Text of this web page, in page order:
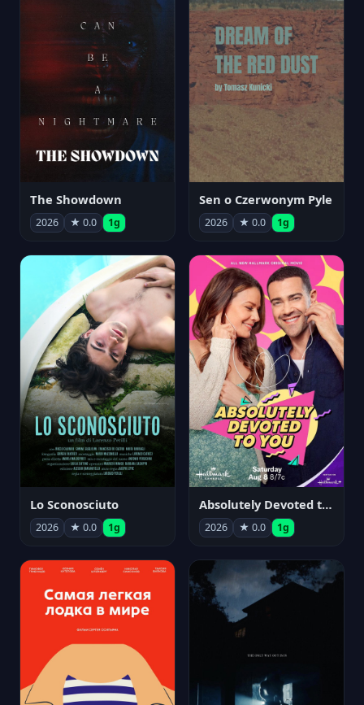
The Showdown
2026 ★ 0.0 1g
Sen o Czerwonym Pyle
2026 ★ 0.0 1g
Lo Sconosciuto
2026 ★ 0.0 1g
Absolutely Devoted to You
2026 ★ 0.0 1g